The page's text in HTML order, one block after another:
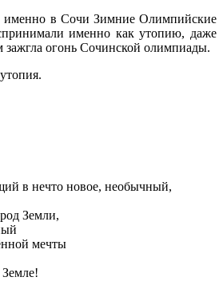
именно в Сочи Зимние Олимпийские
именно как утопию, даже
зажгла огонь Сочинской олимпиады.
в нечто новое, необычный,
Земли,
мечты